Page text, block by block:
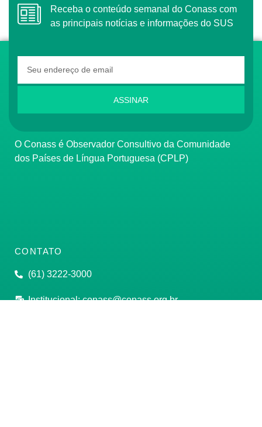
Receba o conteúdo semanal do Conass com
as principais notícias e informações do SUS
ASSINAR
O Conass é Observador Consultivo da Comunidade
dos Países de Língua Portuguesa (CPLP)
CONTATO
(61) 3222-3000
Institucional:conass@conass.org.br